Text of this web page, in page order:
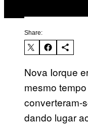
Share:
Nova Iorque
mesmo
converteram-
dando lugar